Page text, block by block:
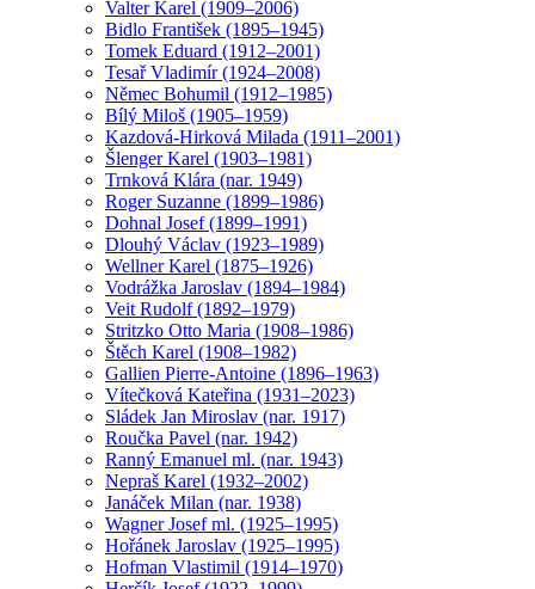
Valter Karel (1909–2006)
Bidlo František (1895–1945)
Tomek Eduard (1912–2001)
Tesař Vladimír (1924–2008)
Němec Bohumil (1912–1985)
Bílý Miloš (1905–1959)
Kazdová-Hirková Milada (1911–2001)
Šlenger Karel (1903–1981)
Trnková Klára (nar. 1949)
Roger Suzanne (1899–1986)
Dohnal Josef (1899–1991)
Dlouhý Václav (1923–1989)
Wellner Karel (1875–1926)
Vodrážka Jaroslav (1894–1984)
Veit Rudolf (1892–1979)
Stritzko Otto Maria (1908–1986)
Štěch Karel (1908–1982)
Gallien Pierre-Antoine (1896–1963)
Vítečková Kateřina (1931–2023)
Sládek Jan Miroslav (nar. 1917)
Roučka Pavel (nar. 1942)
Ranný Emanuel ml. (nar. 1943)
Nepraš Karel (1932–2002)
Janáček Milan (nar. 1938)
Wagner Josef ml. (1925–1995)
Hořánek Jaroslav (1925–1995)
Hofman Vlastimil (1914–1970)